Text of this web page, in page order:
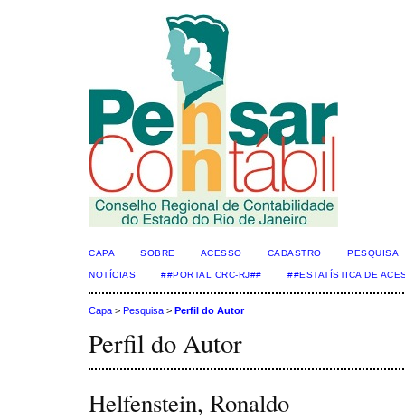
CAPA SOBRE ACESSO CADASTRO PESQUISA
NOTÍCIAS ##PORTAL CRC-RJ## ##ESTATÍSTICA DE
Capa > Pesquisa > Perfil do Autor
Perfil do Autor
Helfenstein, Ronaldo